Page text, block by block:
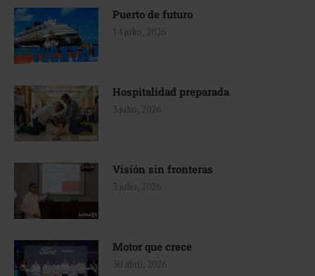
Puerto de futuro
14 julio, 2026
Hospitalidad preparada
3 julio, 2026
Visión sin fronteras
3 julio, 2026
Motor que crece
30 abril, 2026